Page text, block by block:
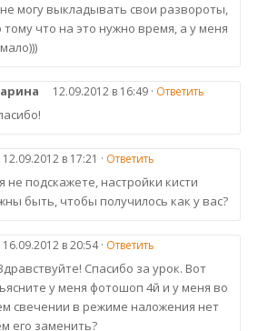
могу выкладывать свои развороты,
тому что на это нужно время, а у меня
12.09.2012 в 16:49 · Ответить
12.09.2012 в 17:21 · Ответить
не подскажете, настройки кисти
быть, чтобы получилось как у вас?
16.09.2012 в 20:54 · Ответить
Спасибо за урок. Вот
у меня фотошоп 4й и у меня во
свечении в режиме наложения нет
его заменить?